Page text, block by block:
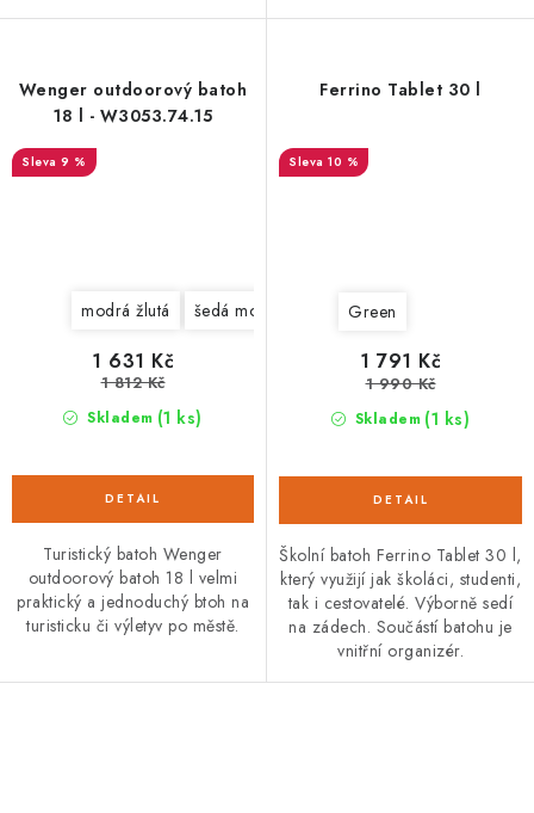
Wenger outdoorový batoh
18 l - W3053.74.15
9 %
modrá žlutá šedá modrá žlutá šedá
Skladem (1 ks)
1 631 Kč
1 812 Kč
Turistický batoh Wenger
outdoorový batoh 18 l velmi
praktický a jednoduchý btoh na
turisticku či výletyv po městě.
Ferrino Tablet 30 l
10 %
Green
Skladem (1 ks)
1 791 Kč
1 990 Kč
Školní batoh Ferrino Tablet 30 l,
který využijí jak školáci, studenti,
tak i cestovatelé. Výborně sedí
na zádech. Součástí batohu je
vnitřní organizér.